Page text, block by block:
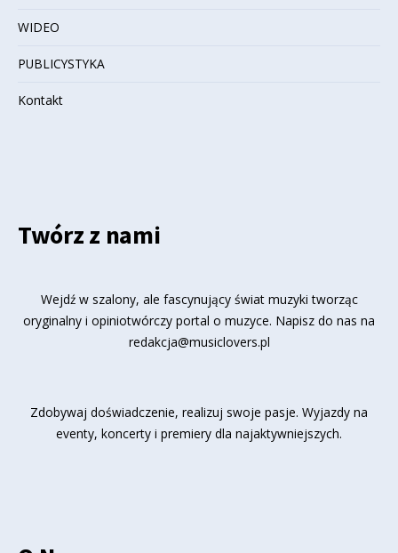
WIDEO
PUBLICYSTYKA
Kontakt
Twórz z nami
Wejdź w szalony, ale fascynujący świat muzyki tworząc
oryginalny i opiniotwórczy portal o muzyce. Napisz do nas na
redakcja@musiclovers.pl
Zdobywaj doświadczenie, realizuj swoje pasje. Wyjazdy na
eventy, koncerty i premiery dla najaktywniejszych.